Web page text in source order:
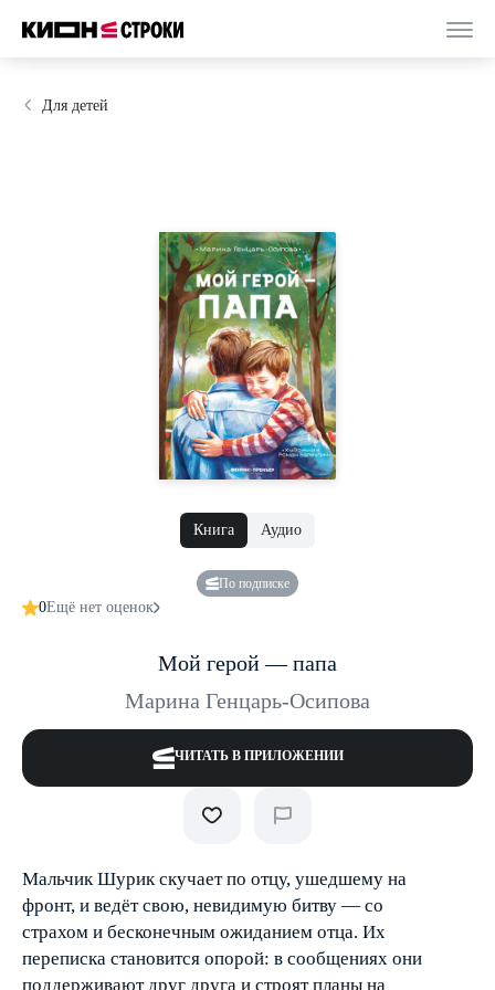
Для детей
Книга Аудио
По подписке
0Ещё нет оценок
Мой герой — папа
Марина Генцарь-Осипова
ЧИТАТЬ В ПРИЛОЖЕНИИ
Мальчик Шурик скучает по отцу, ушедшему на
фронт, и ведёт свою, невидимую битву — со
страхом и бесконечным ожиданием отца. Их
переписка становится опорой: в сообщениях они
поддерживают друг друга и строят планы на